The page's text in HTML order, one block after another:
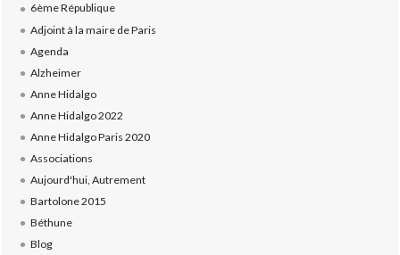
6ème République
Adjoint à la maire de Paris
Agenda
Alzheimer
Anne Hidalgo
Anne Hidalgo 2022
Anne Hidalgo Paris 2020
Associations
Aujourd'hui, Autrement
Bartolone 2015
Béthune
Blog